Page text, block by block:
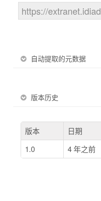
自动提取的元数据
版本历史
版本 日期
1.0
4 年之前